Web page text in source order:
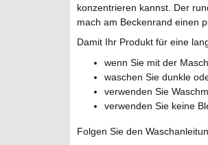
konzentrieren kannst. Der
mach am Beckenrand einen
Damit Ihr Produkt für eine
wenn Sie mit der
waschen Sie dunkle
verwenden Sie
verwenden Sie keine
Folgen Sie den